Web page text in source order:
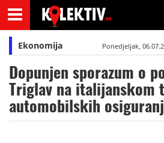
Ekonomija Ponedjeljak,
Dopunjen sporazum o
Triglav na italijanskom
automobilskih